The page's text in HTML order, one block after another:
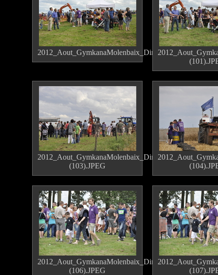
2012_Aout_GymkanaMolenbaix_Dimanche(100).JPEG
2012_Aout_GymkanaMolenbaix_Dimanche
(103).JPEG
2012_Aout_GymkanaMolenbaix_Dimanche
(106).JPEG